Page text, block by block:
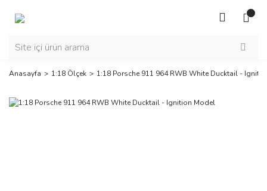
Anasayfa 1:18 Ölçek 1:18 Porsche 911 964 RWB White Ducktail -